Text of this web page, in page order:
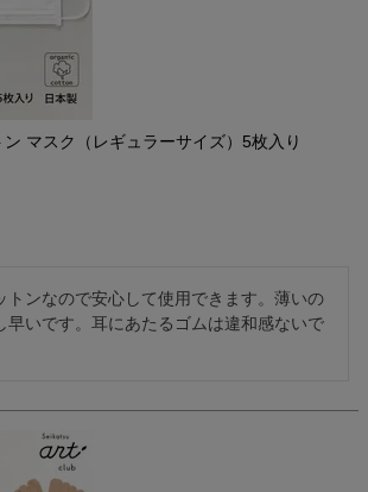
マスク（レギュラーサイズ）5枚入り
トンなので安心して使用できます。薄いの
早いです。耳にあたるゴムは違和感ないで